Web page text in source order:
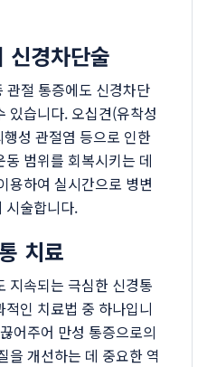
신경차단술
관절 통증에도 신경차단
있습니다. 오십견(유착성
성 관절염 등으로 인한
범위를 회복시키는 데
용하여 실시간으로 병변
시술합니다.
치료
지속되는 극심한 신경통
인 치료법 중 하나입니
어주어 만성 통증으로의
을 개선하는 데 중요한 역